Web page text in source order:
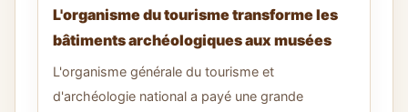
L'organisme du tourisme transforme les
bâtiments archéologiques aux musées
L'organisme générale du tourisme et
d'archéologie national a payé une grande